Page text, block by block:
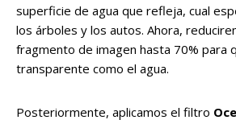
superficie de agua que refleja, cual
los árboles y los autos. Ahora,
fragmento de imagen hasta 70% para
transparente como el agua.
Posteriormente, aplicamos el filtro